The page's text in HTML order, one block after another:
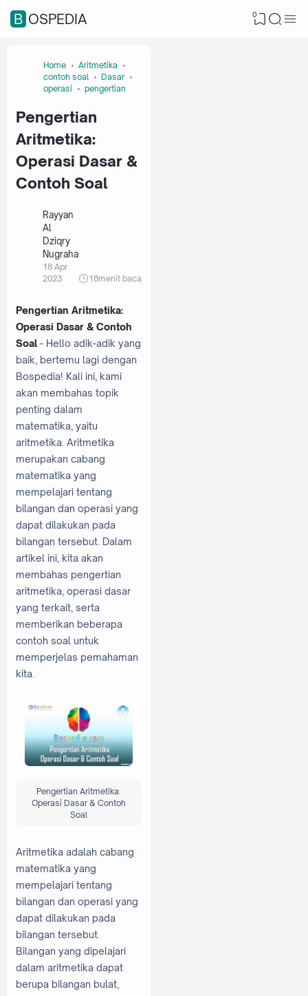
BOSPEDIA 0
Home
Aritmetika
contoh soal
Dasar
operasi
pengertian
Pengertian
Aritmetika:
Operasi Dasar &
Contoh Soal
Rayyan
Al
Dziqry
Nugraha
18 Apr
2023
18menit baca
Pengertian Aritmetika:
Operasi Dasar & Contoh
Soal - Hello adik-adik yang
baik, bertemu lagi dengan
Bospedia! Kali ini, kami
akan membahas topik
penting dalam
matematika, yaitu
aritmetika. Aritmetika
merupakan cabang
matematika yang
mempelajari tentang
bilangan dan operasi yang
dapat dilakukan pada
bilangan tersebut. Dalam
artikel ini, kita akan
membahas pengertian
aritmetika, operasi dasar
yang terkait, serta
memberikan beberapa
contoh soal untuk
memperjelas pemahaman
kita.
Pengertian Aritmetika:
Operasi Dasar & Contoh
Soal
Aritmetika adalah cabang
matematika yang
mempelajari tentang
bilangan dan operasi yang
dapat dilakukan pada
bilangan tersebut.
Bilangan yang dipelajari
dalam aritmetika dapat
berupa bilangan bulat,